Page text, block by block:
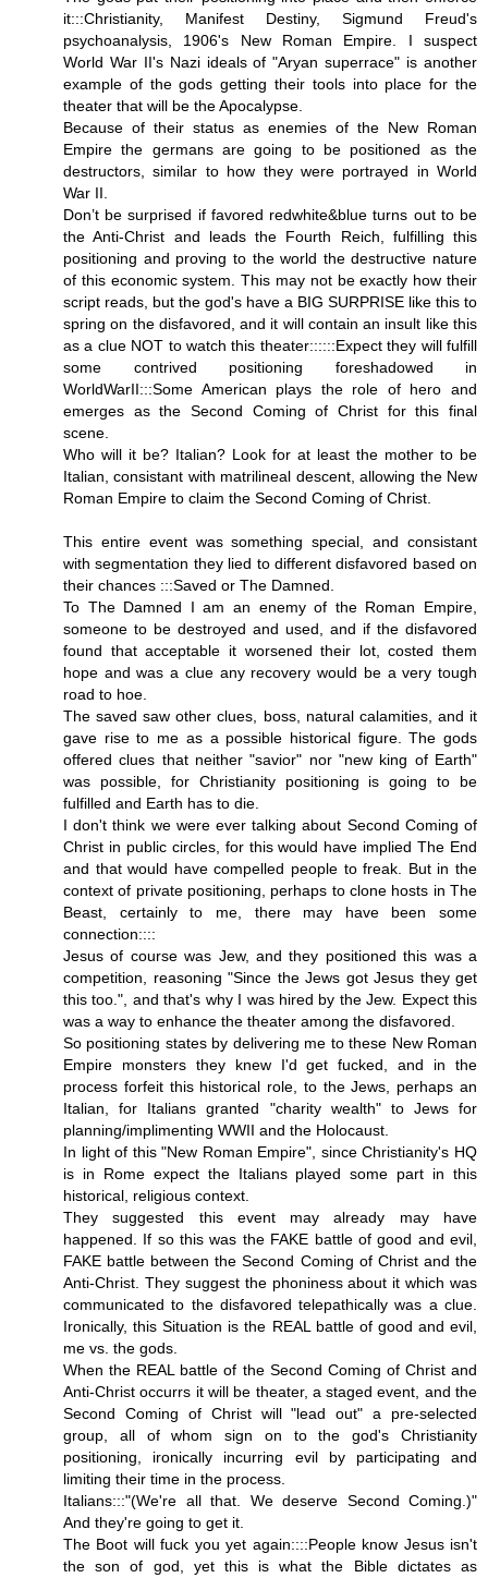
it:::Christianity, Manifest Destiny, Sigmund Freud's
psychoanalysis, 1906's New Roman Empire. I suspect
World War II's Nazi ideals of "Aryan superrace" is another
example of the gods getting their tools into place for the
theater that will be the Apocalypse.
Because of their status as enemies of the New Roman
Empire the germans are going to be positioned as the
destructors, similar to how they were portrayed in World
War II.
Don’t be surprised if favored redwhite&blue turns out to be
the Anti-Christ and leads the Fourth Reich, fulfilling this
positioning and proving to the world the destructive nature
of this economic system. This may not be exactly how their
script reads, but the god's have a BIG SURPRISE like this to
spring on the disfavored, and it will contain an insult like this
as a clue NOT to watch this theater::::::Expect they will fulfill
some contrived positioning foreshadowed in
WorldWarII:::Some American plays the role of hero and
emerges as the Second Coming of Christ for this final
scene.
Who will it be? Italian? Look for at least the mother to be
Italian, consistant with matrilineal descent, allowing the New
Roman Empire to claim the Second Coming of Christ.
This entire event was something special, and consistant
with segmentation they lied to different disfavored based on
their chances :::Saved or The Damned.
To The Damned I am an enemy of the Roman Empire,
someone to be destroyed and used, and if the disfavored
found that acceptable it worsened their lot, costed them
hope and was a clue any recovery would be a very tough
road to hoe.
The saved saw other clues, boss, natural calamities, and it
gave rise to me as a possible historical figure. The gods
offered clues that neither "savior" nor "new king of Earth"
was possible, for Christianity positioning is going to be
fulfilled and Earth has to die.
I don't think we were ever talking about Second Coming of
Christ in public circles, for this would have implied The End
and that would have compelled people to freak. But in the
context of private positioning, perhaps to clone hosts in The
Beast, certainly to me, there may have been some
connection::::
Jesus of course was Jew, and they positioned this was a
competition, reasoning "Since the Jews got Jesus they get
this too.", and that's why I was hired by the Jew. Expect this
was a way to enhance the theater among the disfavored.
So positioning states by delivering me to these New Roman
Empire monsters they knew I'd get fucked, and in the
process forfeit this historical role, to the Jews, perhaps an
Italian, for Italians granted "charity wealth" to Jews for
planning/implimenting WWII and the Holocaust.
In light of this "New Roman Empire", since Christianity's HQ
is in Rome expect the Italians played some part in this
historical, religious context.
They suggested this event may already may have
happened. If so this was the FAKE battle of good and evil,
FAKE battle between the Second Coming of Christ and the
Anti-Christ. They suggest the phoniness about it which was
communicated to the disfavored telepathically was a clue.
Ironically, this Situation is the REAL battle of good and evil,
me vs. the gods.
When the REAL battle of the Second Coming of Christ and
Anti-Christ occurrs it will be theater, a staged event, and the
Second Coming of Christ will "lead out" a pre-selected
group, all of whom sign on to the god's Christianity
positioning, ironically incurring evil by participating and
limiting their time in the process.
Italians:::"(We're all that. We deserve Second Coming.)"
And they're going to get it.
The Boot will fuck you yet again::::People know Jesus isn't
the son of god, yet this is what the Bible dictates as